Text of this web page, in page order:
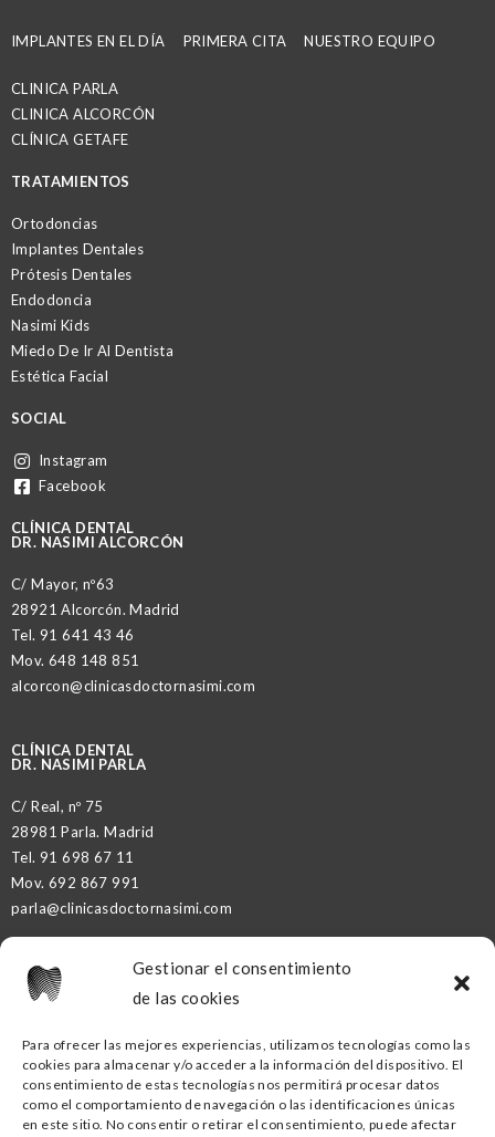
Gestionar el consentimiento
de las cookies
Para ofrecer las mejores experiencias, utilizamos tecnologías como las
cookies para almacenar y/o acceder a la información del dispositivo. El
consentimiento de estas tecnologías nos permitirá procesar datos
como el comportamiento de navegación o las identificaciones únicas
en este sitio. No consentir o retirar el consentimiento, puede afectar
IMPLANTES EN EL DÍA PRIMERA CITA NUESTRO EQUIPO
CLINICA PARLA
CLINICA ALCORCÓN
CLÍNICA GETAFE
TRATAMIENTOS
Ortodoncias
Implantes Dentales
Prótesis Dentales
Endodoncia
Nasimi Kids
Miedo De Ir Al Dentista
Estética Facial
SOCIAL
Instagram
Facebook
CLÍNICA DENTAL
DR. NASIMI ALCORCÓN
C/ Mayor, nº63
28921 Alcorcón. Madrid
Tel. 91 641 43 46
Mov. 648 148 851
alcorcon@clinicasdoctornasimi.com
CLÍNICA DENTAL
DR. NASIMI PARLA
C/ Real, nº 75
28981 Parla. Madrid
Tel. 91 698 67 11
Mov. 692 867 991
parla@clinicasdoctornasimi.com
DR. NASIMI PARTNER
CLÍNICA DENTAL DR. NASIMI GETAFE
C/ Ramón y Cajal, nº16